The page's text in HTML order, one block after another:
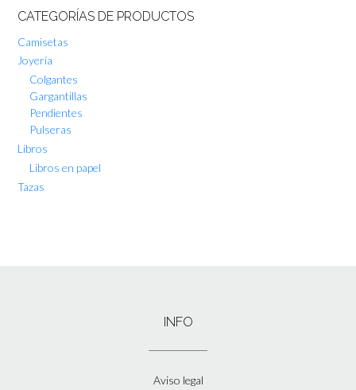
CATEGORÍAS DE PRODUCTOS
Camisetas
Joyería
Colgantes
Gargantillas
Pendientes
Pulseras
Libros
Libros en papel
Tazas
INFO
Aviso legal